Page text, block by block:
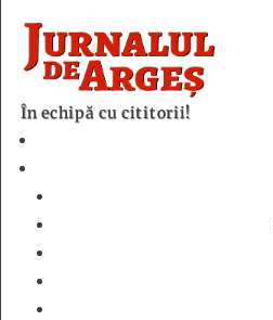
În echipă cu cititorii!